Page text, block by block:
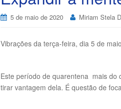
5 de maio de 2020 Miriam Stela
Vibrações da terça-feira, dia 5 de
Este período de quarentena mais do
tirar vantagem dela. É questão de